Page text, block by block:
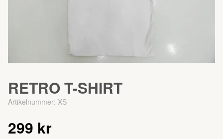
RETRO T-SHIRT
Artikelnummer: XS
299 kr